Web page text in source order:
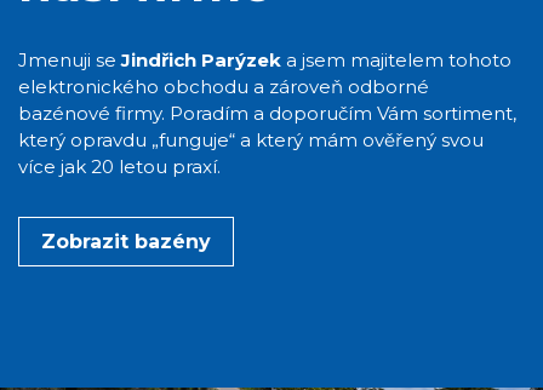
Jmenuji seJindřich Parýzek a jsem majitelem tohoto
elektronického obchodu a zároveň odborné
bazénové firmy. Poradím a doporučím Vám sortiment,
který opravdu „funguje“ a který mám ověřený svou
více jak 20 letou praxí.
Zobrazit bazény